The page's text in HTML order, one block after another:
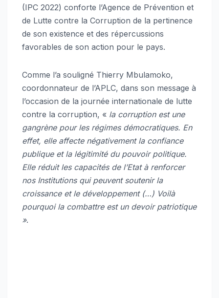
(IPC 2022) conforte l’Agence de Prévention et
de Lutte contre la Corruption de la pertinence
de son existence et des répercussions
favorables de son action pour le pays.
Comme l’a souligné Thierry Mbulamoko,
coordonnateur de l’APLC, dans son message à
l’occasion de la journée internationale de lutte
contre la corruption, « la corruption est une
gangrène pour les régimes démocratiques. En
effet, elle affecte négativement la confiance
publique et la légitimité du pouvoir politique.
Elle réduit les capacités de l’Etat à renforcer
nos Institutions qui peuvent soutenir la
croissance et le développement (…) Voilà
pourquoi la combattre est un devoir patriotique
».